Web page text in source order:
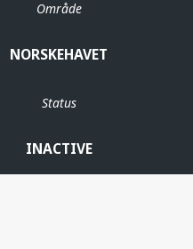
Område
NORSKEHAVET
Status
INACTIVE